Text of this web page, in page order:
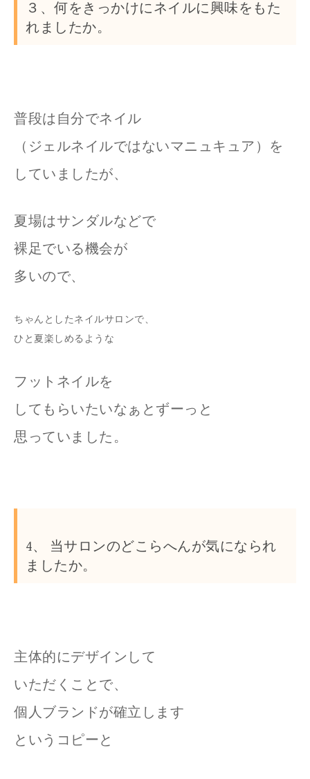
３、何をきっかけにネイルに興味をもた
れましたか。
普段は自分でネイル
（ジェルネイルではないマニュキュア）を
していましたが、
夏場はサンダルなどで
裸足でいる機会が
多いので、
ちゃんとしたネイルサロンで、
ひと夏楽しめるような
フットネイルを
してもらいたいなぁとずーっと
思っていました。
4、 当サロンのどこらへんが気になられ
ましたか。
主体的にデザインして
いただくことで、
個人ブランドが確立します
というコピーと